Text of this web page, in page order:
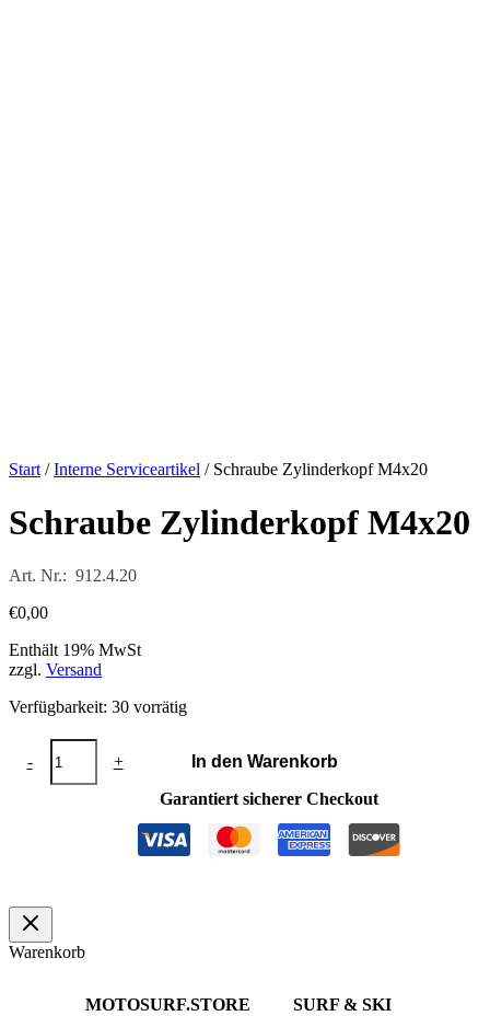
Start /Interne Serviceartikel / Schraube Zylinderkopf M4x20
Schraube Zylinderkopf M4x20
Art. Nr.: 912.4.20
€0,00
Enthält 19% MwSt
zzgl. Versand
Verfügbarkeit: 30 vorrätig
-
Schraube
Zylinderkopf
M4x20
+
In den Warenkorb
Garantiert sicherer Checkout
Warenkorb
MOTOSURF.STORE SURF & SKI